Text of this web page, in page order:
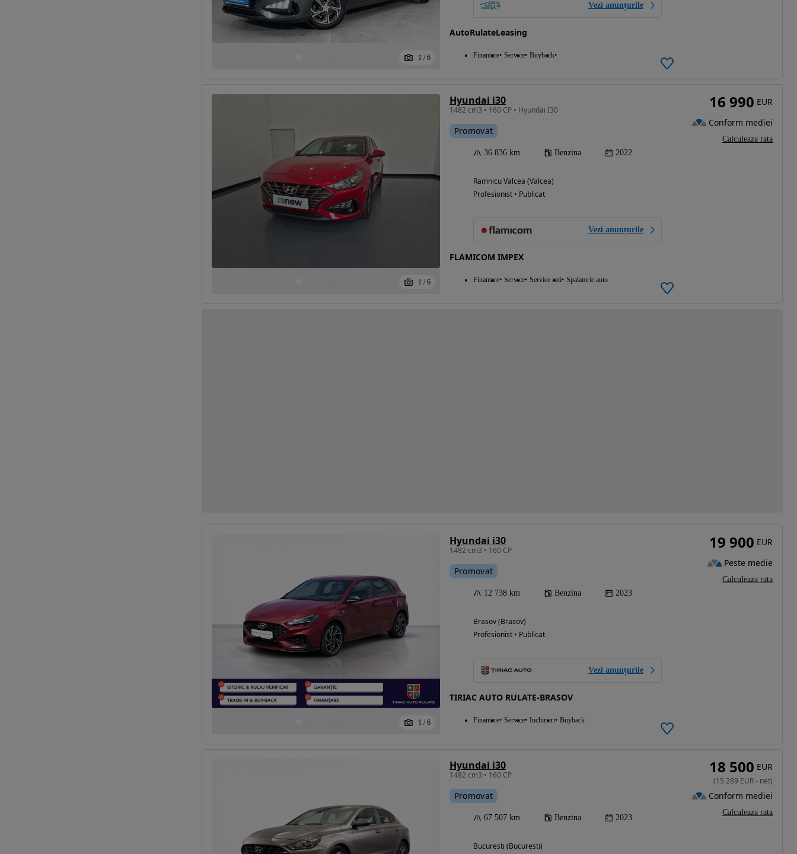
1 / 6
Vezi anunțurile
AutoRulateLeasing
Finantare Service Buyback
1 / 6
Hyundai i30
1482 cm3 • 160 CP • Hyundai I30
Promovat
36 836 km Benzina 2022
Ramnicu Valcea (Valcea)
Profesionist • Publicat
Vezi anunțurile
FLAMICOM IMPEX
Finantare Service Service roti Spalatorie auto
16 990 EUR
Conform mediei
Calculeaza rata
1 / 6
Hyundai i30
1482 cm3 • 160 CP
Promovat
12 738 km Benzina 2023
Brasov (Brasov)
Profesionist • Publicat
Vezi anunțurile
TIRIAC AUTO RULATE-BRASOV
Finantare Service Inchirieri Buyback
19 900 EUR
Peste medie
Calculeaza rata
Hyundai i30
1482 cm3 • 160 CP
Promovat
67 507 km Benzina 2023
Bucuresti (Bucuresti)
18 500 EUR
(15 289 EUR- net)
Conform mediei
Calculeaza rata